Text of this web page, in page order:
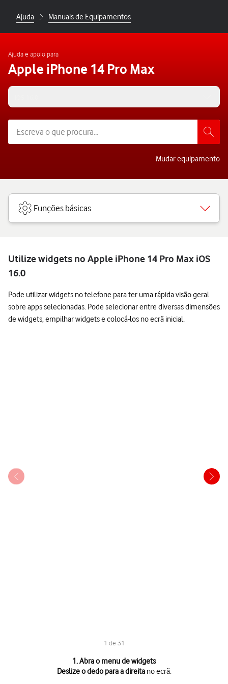
Ajuda Manuais de Equipamentos
Ajuda e apoio para
Apple iPhone 14 Pro Max
Mudar equipamento
Funções básicas
Utilize widgets no Apple iPhone 14 Pro Max iOS
16.0
Pode utilizar widgets no telefone para ter uma rápida visão geral
sobre apps selecionadas. Pode selecionar entre diversas dimensões
de widgets, empilhar widgets e colocá-los no ecrã inicial.
1 de 31
1. Abra o menu de widgets
Deslize o dedo para a direitano ecrã.